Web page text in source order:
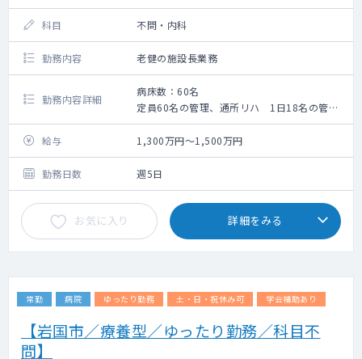
科目 不問・内科
勤務内容 老健の施設長業務
勤務内容詳細
病床数：60名
定員60名の管理、通所リハ 1日18名の管
理、生活支援ハウスは10名（自立している方
がいる）の管理
訪問リハは直接タッチはしないが、プランを
立てる時には医師の最終了解が必要になりま
す。
記載内容の勤務になります。
給与 1,300万円～1,500万円
勤務日数 週5日
お気に入り 詳細をみる
常勤 病院 ゆったり勤務 土・日・祝休み可 学会補助あり
【岩国市／療養型／ゆったり勤務／科目不
問】